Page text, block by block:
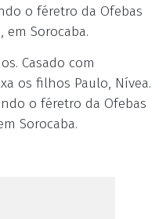
o féretro da Ofebas
Sorocaba.
Casado com
os filhos Paulo, Nívea.
o féretro da Ofebas
Sorocaba.